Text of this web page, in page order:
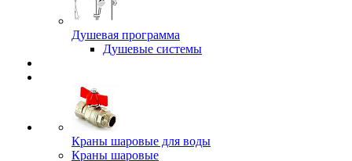
Душевая программа
Душевые системы
Краны шаровые для воды
Краны шаровые